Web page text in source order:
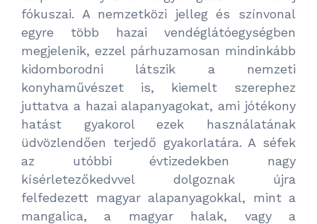
fókuszai. A nemzetközi jelleg és színvonal
egyre több hazai vendéglátóegységben
megjelenik, ezzel párhuzamosan mindinkább
kidomborodni látszik a nemzeti
konyhaművészet is, kiemelt szerephez
juttatva a hazai alapanyagokat, ami jótékony
hatást gyakorol ezek használatának
üdvözlendően terjedő gyakorlatára. A séfek
az utóbbi évtizedekben nagy
kísérletezőkedvvel dolgoznak újra
felfedezett magyar alapanyagokkal, mint a
mangalica, a magyar halak, vagy a